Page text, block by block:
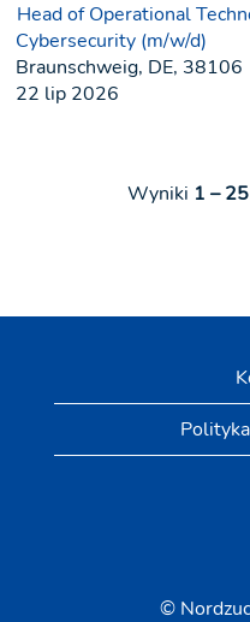
Head of Operational
Cybersecurity (m/w/d)
Braunschweig, DE, 38106
22 lip 2026
Wyniki 1 – 25
©